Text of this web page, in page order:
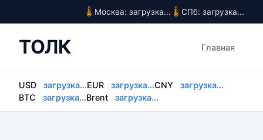
Москва: загрузка... СПб: загрузка...
ТОЛК Главная
USD загрузка...EUR загрузка...CNY
загрузка...
BTC
загрузка...Brent загрузка...